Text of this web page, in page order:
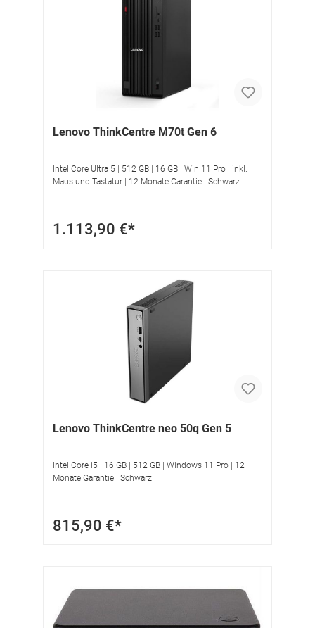
Lenovo ThinkCentre M70t Gen 6
Intel Core Ultra 5 | 512 GB | 16 GB | Win 11 Pro | inkl.
Maus und Tastatur | 12 Monate Garantie | Schwarz
1.113,90 €*
Lenovo ThinkCentre neo 50q Gen 5
Intel Core i5 | 16 GB | 512 GB | Windows 11 Pro | 12
Monate Garantie | Schwarz
815,90 €*